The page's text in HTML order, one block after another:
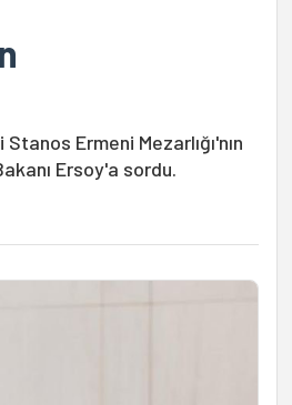
Ermeni Mezarlığı'nın
Ersoy'a sordu.